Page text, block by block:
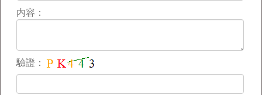
内容：
驗證：